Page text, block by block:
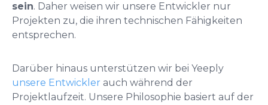
sein. Daher weisen wir unsere Entwickler nur
Projekten zu, die ihren technischen Fähigkeiten
entsprechen.
Darüber hinaus unterstützen wir bei Yeeply
unsere Entwickler auch während der
Projektlaufzeit. Unsere Philosophie basiert auf der